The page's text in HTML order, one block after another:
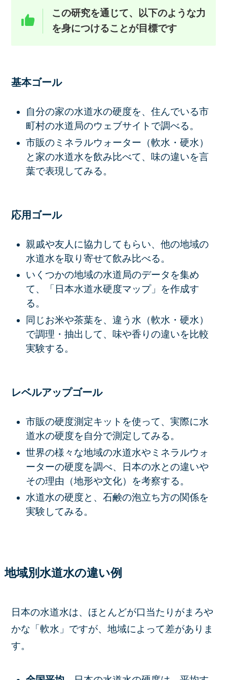
この研究を通じて、以下のような力
を身につけることが目標です
基本ゴール
自分の家の水道水の硬度を、住んでいる市
町村の水道局のウェブサイトで調べる。
市販のミネラルウォーター（軟水・硬水）
と家の水道水を飲み比べて、味の違いを言
葉で表現してみる。
応用ゴール
親戚や友人に協力してもらい、他の地域の
水道水を取り寄せて飲み比べる。
いくつかの地域の水道局のデータを集め
て、「日本水道水硬度マップ」を作成す
る。
同じお米や茶葉を、違う水（軟水・硬水）
で調理・抽出して、味や香りの違いを比較
実験する。
レベルアップゴール
市販の硬度測定キットを使って、実際に水
道水の硬度を自分で測定してみる。
世界の様々な地域の水道水やミネラルウォ
ーターの硬度を調べ、日本の水との違いや
その理由（地形や文化）を考察する。
水道水の硬度と、石鹸の泡立ち方の関係を
実験してみる。
地域別水道水の違い例
日本の水道水は、ほとんどが口当たりがまろや
かな「軟水」ですが、地域によって差がありま
す。